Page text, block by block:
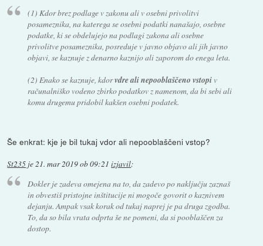
(1) Kdor brez podlage v zakonu ali v osebni privolitvi
posameznika, na katerega se osebni podatki nanašajo, osebne
podatke, ki se obdelujejo na podlagi zakona ali osebne
privolitve posameznika, posreduje v javno objavo ali jih javno
objavi, se kaznuje z denarno kaznijo ali zaporom do enega leta.
(2) Enako se kaznuje, kdorvdre ali nepooblaščeno vstopiv
računalniško vodeno zbirko podatkov z namenom, da bi sebi ali
komu drugemu pridobil kakšen osebni podatek.
Še enkrat: kje je bil tukaj vdor ali nepooblaščeni vstop?
St235 je21. mar 2019 ob 09:21 izjavil:
Dokler je zadeva omejena na to, da zadevo po naključju zaznaš
in obvestiš pristojne inštitucije ni mogoče govorit o kaznivem
dejanju. Ampak vsak korak od tukaj naprej je pa druga zgodba.
To, da so bila vrata odprta še ne pomeni, da si pooblaščen za
dostop.